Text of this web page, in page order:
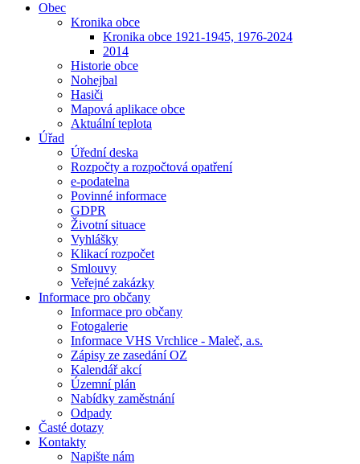
Obec
Kronika obce
Kronika obce 1921-1945, 1976-2024
2014
Historie obce
Nohejbal
Hasiči
Mapová aplikace obce
Aktuální teplota
Úřad
Úřední deska
Rozpočty a rozpočtová opatření
e-podatelna
Povinné informace
GDPR
Životní situace
Vyhlášky
Klikací rozpočet
Smlouvy
Veřejné zakázky
Informace pro občany
Informace pro občany
Fotogalerie
Informace VHS Vrchlice - Maleč, a.s.
Zápisy ze zasedání OZ
Kalendář akcí
Územní plán
Nabídky zaměstnání
Odpady
Časté dotazy
Kontakty
Napište nám